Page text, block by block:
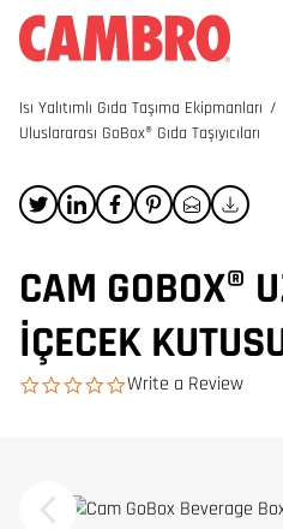
Isı Yalıtımlı Gıda Taşıma Ekipmanları /
Uluslararası GoBox® Gıda Taşıyıcıları
CAM GOBOX®
İÇECEK
0.0 star rating
Write a Review